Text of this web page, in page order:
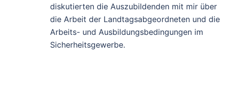
diskutierten die Auszubildenden mit mir über
die Arbeit der Landtagsabgeordneten und die
Arbeits- und Ausbildungsbedingungen im
Sicherheitsgewerbe.